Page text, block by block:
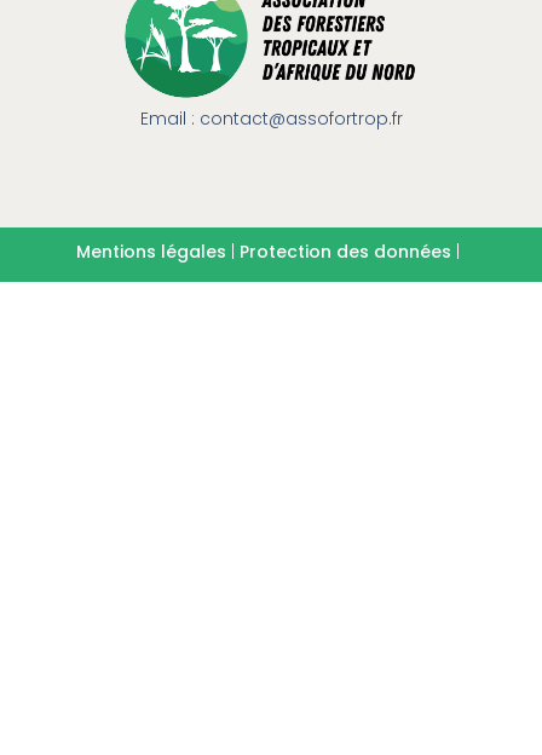
Email : contact@assofortrop.fr​
Mentions légales | Protection des données |